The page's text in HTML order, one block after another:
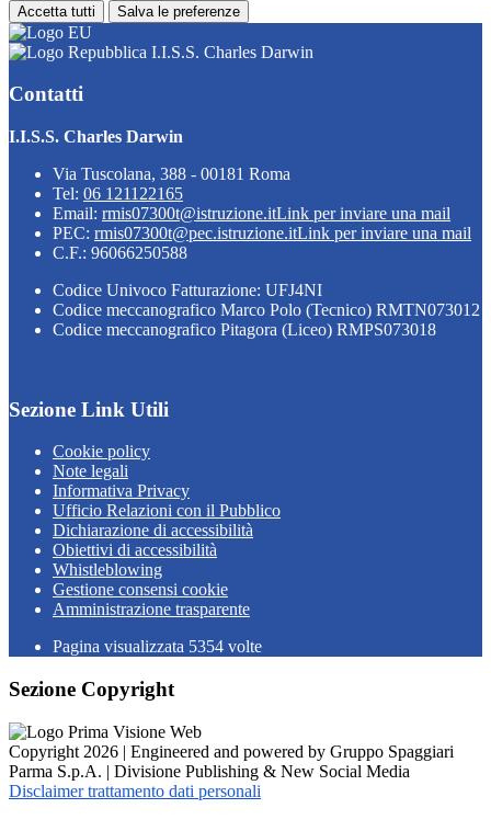
Accetta tutti Salva le preferenze
I.I.S.S. Charles Darwin
Contatti
I.I.S.S. Charles Darwin
Via Tuscolana, 388 - 00181 Roma
Tel: 06 121122165
Email: rmis07300t@istruzione.itLink per inviare una mail
PEC: rmis07300t@pec.istruzione.itLink per inviare una mail
C.F.: 96066250588
Codice Univoco Fatturazione: UFJ4NI
Codice meccanografico Marco Polo (Tecnico) RMTN073012
Codice meccanografico Pitagora (Liceo) RMPS073018
Sezione Link Utili
Cookie policy
Note legali
Informativa Privacy
Ufficio Relazioni con il Pubblico
Dichiarazione di accessibilità
Obiettivi di accessibilità
Whistleblowing
Gestione consensi cookie
Amministrazione trasparente
Pagina visualizzata 5354 volte
Sezione Copyright
Copyright 2026 | Engineered and powered by Gruppo Spaggiari
Parma S.p.A. | Divisione Publishing & New Social Media
Disclaimer trattamento dati personali